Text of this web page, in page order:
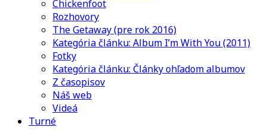
Chickenfoot
Rozhovory
The Getaway (pre rok 2016)
Kategória článku: Album I’m With You (2011)
Fotky
Kategória článku: Články ohľadom albumov
Z časopisov
Náš web
Videá
Turné